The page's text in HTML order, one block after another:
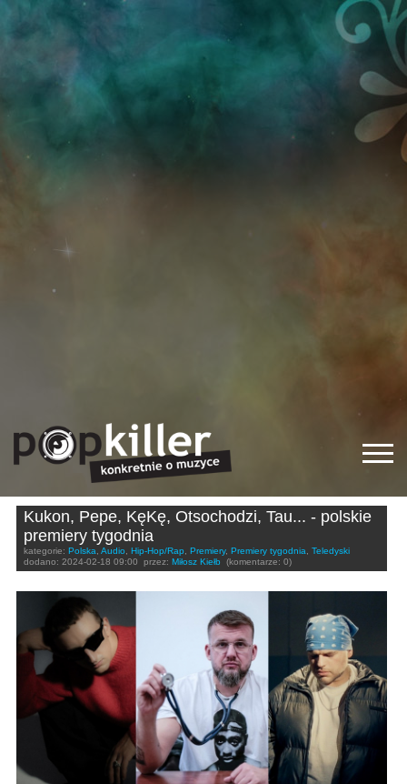
Kukon, Pepe, KęKę, Otsochodzi, Tau... - polskie
premiery tygodnia
kategorie: Polska, Audio, Hip-Hop/Rap, Premiery, Premiery tygodnia, Teledyski
dodano: 2024-02-18 09:00 przez: Miłosz Kiełb (komentarze: 0)